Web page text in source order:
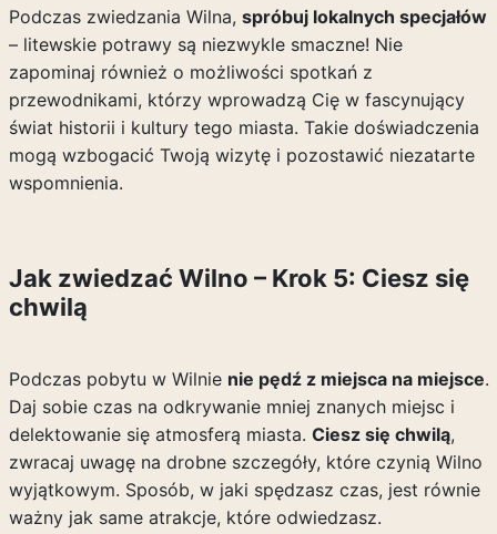
Podczas zwiedzania Wilna, spróbuj lokalnych specjałów
– litewskie potrawy są niezwykle smaczne! Nie
zapominaj również o możliwości spotkań z
przewodnikami, którzy wprowadzą Cię w fascynujący
świat historii i kultury tego miasta. Takie doświadczenia
mogą wzbogacić Twoją wizytę i pozostawić niezatarte
wspomnienia.
Jak zwiedzać Wilno – Krok 5: Ciesz się
chwilą
Podczas pobytu w Wilnie nie pędź z miejsca na miejsce.
Daj sobie czas na odkrywanie mniej znanych miejsc i
delektowanie się atmosferą miasta. Ciesz się chwilą,
zwracaj uwagę na drobne szczegóły, które czynią Wilno
wyjątkowym. Sposób, w jaki spędzasz czas, jest równie
ważny jak same atrakcje, które odwiedzasz.